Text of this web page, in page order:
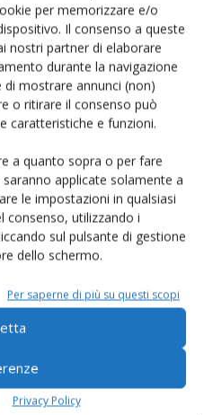
per memorizzare e/o
Il consenso a queste
nostri partner di elaborare
durante la navigazione
mostrare annunci (non)
o ritirare il consenso può
caratteristiche e funzioni.
a quanto sopra o per fare
applicate solamente a
le impostazioni in qualsiasi
utilizzando i
sul pulsante di gestione
dello schermo.
Per saperne di più su questi scopi
Privacy Policy
risponde
Vita agli agricoltori
sul mondo